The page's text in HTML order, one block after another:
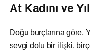
At Kadını ve
Doğu burçlarına göre,
sevgi dolu bir ilişki,